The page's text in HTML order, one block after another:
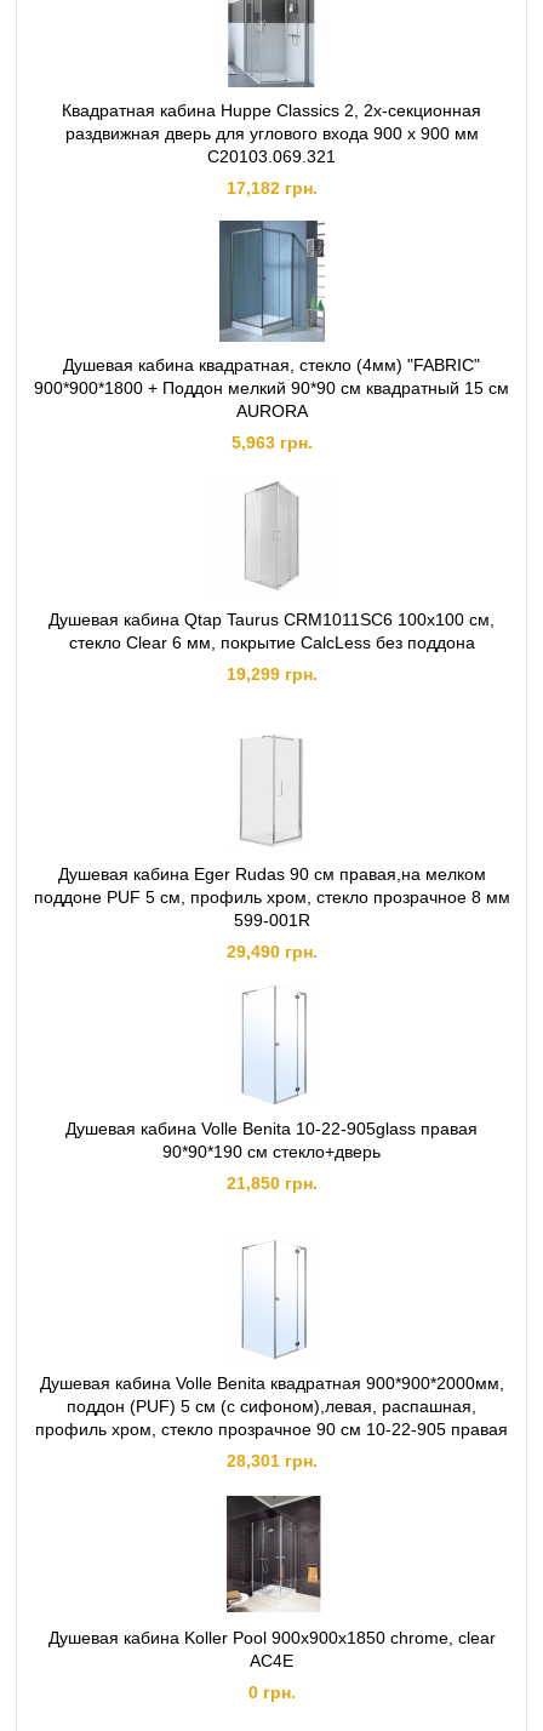
Квадратная кабина Huppe Classics 2, 2х‐секционная
раздвижная дверь для углового входа 900 х 900 мм
C20103.069.321
17,182 грн.
Душевая кабина квадратная, стекло (4мм) "FABRIC"
900*900*1800 + Поддон мелкий 90*90 см квадратный 15 см
AURORA
5,963 грн.
Душевая кабина Qtap Taurus CRM1011SC6 100x100 см,
стекло Clear 6 мм, покрытие CalcLess без поддона
19,299 грн.
Душевая кабина Eger Rudas 90 см правая,на мелком
поддоне PUF 5 см, профиль хром, стекло прозрачное 8 мм
599-001R
29,490 грн.
Душевая кабина Volle Benita 10-22-905glass правая
90*90*190 см стекло+дверь
21,850 грн.
Душевая кабина Volle Benita квадратная 900*900*2000мм,
поддон (PUF) 5 см (с сифоном),левая, распашная,
профиль хром, стекло прозрачное 90 см 10-22-905 правая
28,301 грн.
Душевая кабина Koller Pool 900x900x1850 chrome, clear
AC4E
0 грн.